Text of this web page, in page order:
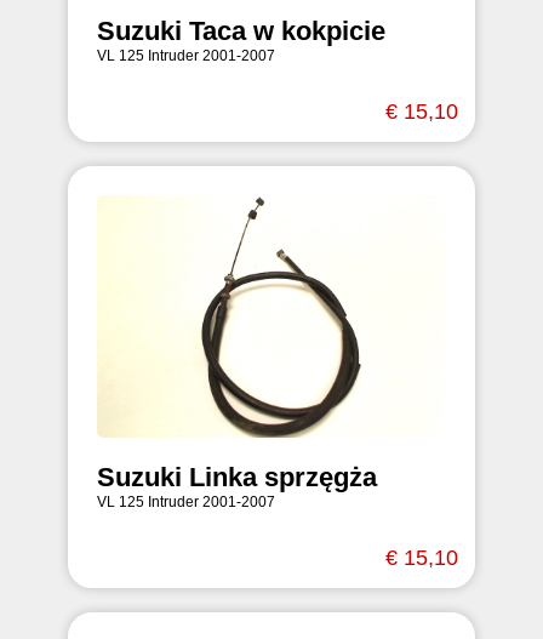
Suzuki Taca w kokpicie
VL 125 Intruder 2001-2007
€ 15,10
Suzuki Linka sprzęgża
VL 125 Intruder 2001-2007
€ 15,10